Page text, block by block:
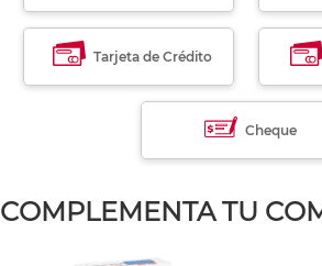
Tarjeta de Crédito
Cheque
COMPLEMENTA TU